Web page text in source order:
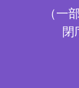
（一
閉